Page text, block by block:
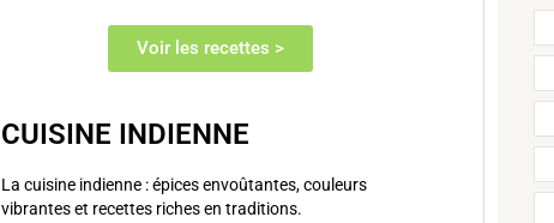
Voir les recettes >
CUISINE INDIENNE
La cuisine indienne : épices envoûtantes, couleurs
vibrantes et recettes riches en traditions.